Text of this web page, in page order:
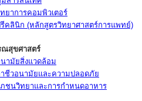
ยาการคอมพิวเตอร์
คลินิก (หลักสูตรวิทยาศาสตร์การแพทย์)
ณสุขศาสตร์
ามัยสิ่งแวดล้อม
ชีวอนามัยและความปลอดภัย
ชนวิทยาและการกำหนดอาหาร